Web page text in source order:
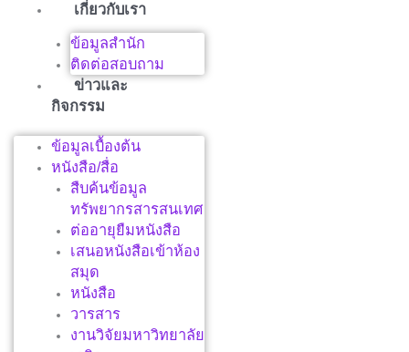
เกี่ยวกับเรา
ข้อมูลสำนัก
ติดต่อสอบถาม
ข่าวและ
กิจกรรม
ข้อมูลเบื้องต้น
หนังสือ/สื่อ
สืบค้นข้อมูล
ทรัพยากรสารสนเทศ
ต่ออายุยืมหนังสือ
เสนอหนังสือเข้าห้อง
สมุด
หนังสือ
วารสาร
งานวิจัยมหาวิทยาลัย